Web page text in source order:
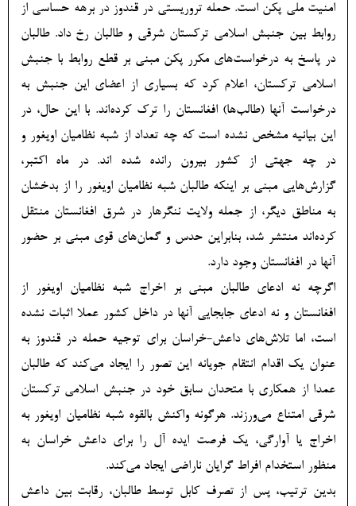
امنیت ملی پکن است. حمله تروریستی در قندوز در برهه حساسی از
روابط بین جنبش اسلامی ترکستان شرقی و طالبان رخ داد. طالبان
در پاسخ به درخواست‌های مکرر پکن مبنی بر قطع روابط با جنبش
اسلامی ترکستان، اعلام کرد که بسیاری از اعضای این جنبش به
درخواست آنها (طالب‌ها) افغانستان را ترک کرده‌اند. با این حال، در
این بیانیه مشخص نشده است که چه تعداد از شبه نظامیان اویغور و
در چه جهتی از کشور بیرون رانده شده اند. در ماه اکتبر،
گزارش‌هایی مبنی بر اینکه طالبان شبه نظامیان اویغور را از بدخشان
به مناطق دیگر، از جمله ولایت ننگرهار در شرق افغانستان منتقل
کرده‌اند منتشر شد، بنابراین حدس و گمان‌های قوی مبنی بر حضور
آنها در افغانستان وجود دارد.
اگرچه نه ادعای طالبان مبنی بر اخراج شبه نظامیان اویغور از
افغانستان و نه ادعای جابجایی آنها در داخل کشور عملا اثبات نشده
است، اما تلاش‌های داعش-خراسان برای توجیه حمله در قندوز به
عنوان یک اقدام انتقام جویانه این تصور را ایجاد می‌کند که طالبان
عمدا از همکاری با متحدان سابق خود در جنبش اسلامی ترکستان
شرقی امتناع می‌ورزند. هرگونه واکنش بالقوه شبه نظامیان اویغور به
اخراج یا آوارگی، یک فرصت ایده آل را برای داعش خراسان به
منظور استخدام افراط گرایان ناراضی ایجاد می‌کند.
بدین ترتیب، پس از تصرف کابل توسط طالبان، رقابت بین داعش